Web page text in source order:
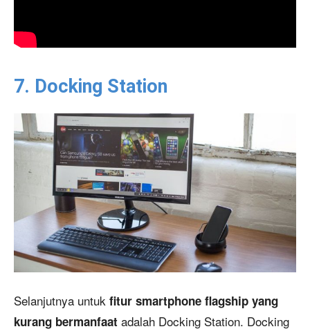
7. Docking Station
Selanjutnya untuk fitur smartphone flagship yang
kurang bermanfaat adalah Docking Station. Docking